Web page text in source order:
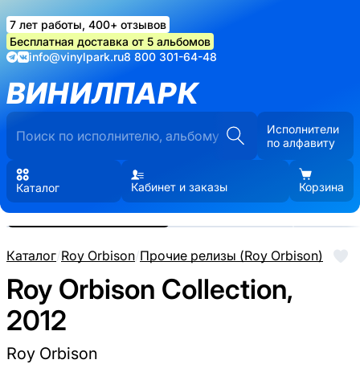
7 лет работы, 400+ отзывов
Бесплатная доставка от 5 альбомов
info@vinylpark.ru8 800 301-64-48
ВИНИЛПАРК
Исполнители
по алфавиту
Каталог Кабинет и заказы Корзина
Каталог/Roy Orbison/Прочие релизы (Roy Orbison)
Roy Orbison Collection,
2012
Roy Orbison
Реальные фото пластинки.
Нажмите, чтобы увеличить